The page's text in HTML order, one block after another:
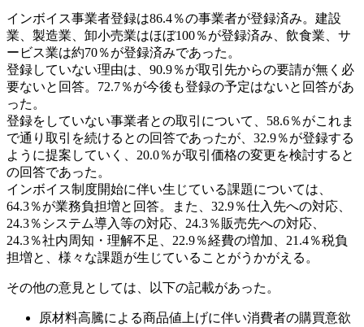
インボイス事業者登録は86.4％の事業者が登録済み。建設
業、製造業、卸小売業はほぼ100％が登録済み、飲食業、サ
ービス業は約70％が登録済みであった。
登録していない理由は、90.9％が取引先からの要請が無く必
要ないと回答。72.7％が今後も登録の予定はないと回答があ
った。
登録をしていない事業者との取引について、58.6％がこれま
で通り取引を続けるとの回答であったが、32.9％が登録する
ように提案していく、20.0％が取引価格の変更を検討すると
の回答であった。
インボイス制度開始に伴い生じている課題については、
64.3％が業務負担増と回答。また、32.9％仕入先への対応、
24.3％システム導入等の対応、24.3％販売先への対応、
24.3％社内周知・理解不足、22.9％経費の増加、21.4％税負
担増と、様々な課題が生じていることがうかがえる。
その他の意見としては、以下の記載があった。
原材料高騰による商品値上げに伴い消費者の購買意欲